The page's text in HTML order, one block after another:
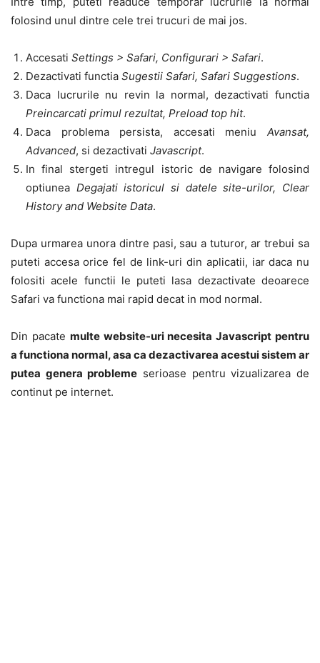
folosind unul dintre cele trei trucuri de mai jos.
Accesati Settings > Safari, Configurari > Safari.
Dezactivati functia Sugestii Safari, Safari Suggestions.
Daca lucrurile nu revin la normal, dezactivati functia
Preincarcati primul rezultat, Preload top hit.
Daca problema persista, accesati meniu Avansat,
Advanced, si dezactivati Javascript.
In final stergeti intregul istoric de navigare folosind
optiunea Degajati istoricul si datele site-urilor, Clear
History and Website Data.
Dupa urmarea unora dintre pasi, sau a tuturor, ar trebui sa
puteti accesa orice fel de link-uri din aplicatii, iar daca nu
folositi acele functii le puteti lasa dezactivate deoarece
Safari va functiona mai rapid decat in mod normal.
Din pacate multe website-uri necesita Javascript pentru
a functiona normal, asa ca dezactivarea acestui sistem ar
putea genera probleme serioase pentru vizualizarea de
continut pe internet.